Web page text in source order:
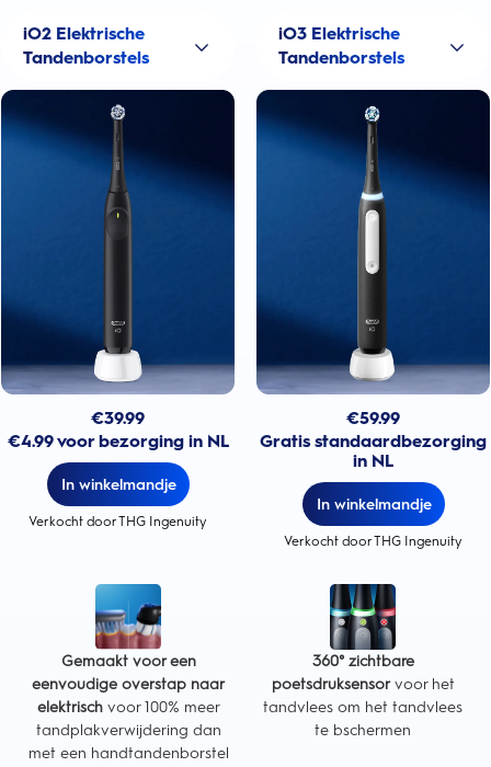
iO2 Elektrische
Tandenborstels
€39.99
€4.99 voor bezorging in NL
In winkelmandje
Verkocht door THG Ingenuity
iO3 Elektrische
Tandenborstels
€59.99
Gratis standaardbezorging
in NL
In winkelmandje
Verkocht door THG Ingenuity
Gemaakt voor een
eenvoudige overstap naar
elektrischvoor 100% meer
tandplakverwijdering dan
met een handtandenborstel
360° zichtbare
poetsdruksensorvoor het
tandvlees om het tandvlees
te bschermen